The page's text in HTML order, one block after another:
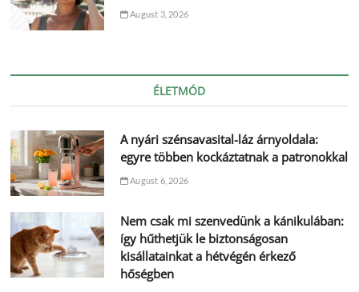
August 3, 2026
ÉLETMÓD
A nyári szénsavasital-láz árnyoldala:
egyre többen kockáztatnak a patronokkal
August 6, 2026
Nem csak mi szenvedünk a kánikulában:
így hűthetjük le biztonságosan
kisállatainkat a hétvégén érkező
hőségben